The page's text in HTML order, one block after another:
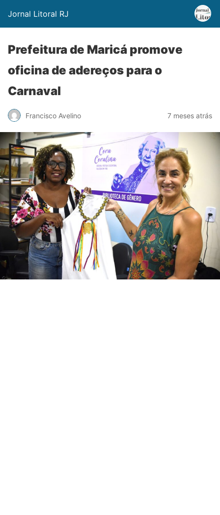
Jornal Litoral RJ
Prefeitura de Maricá promove
oficina de adereços para o
Carnaval
Francisco Avelino 7 meses atrás